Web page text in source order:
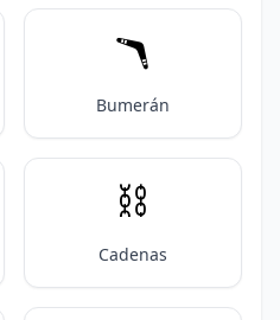
🪃
Bumerán
⛓️
Cadenas